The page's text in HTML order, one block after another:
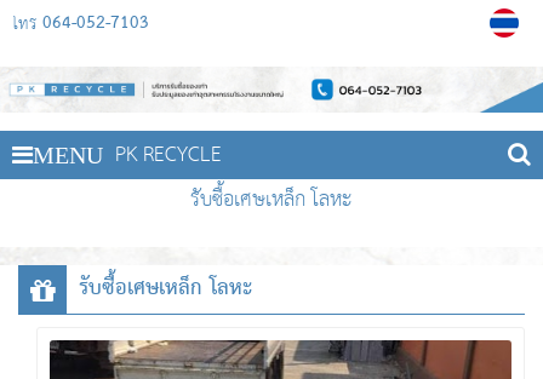
โทร 064-052-7103
MENU PK RECYCLE
รับซื้อเศษเหล็ก โลหะ
รับซื้อเศษเหล็ก โลหะ